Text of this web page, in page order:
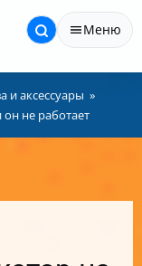
Меню
и аксессуары
он не работает